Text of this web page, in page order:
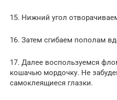
15. Нижний угол
16. Затем сгибаем пополам
17. Далее воспользуемся
кошачью мордочку. Не
самоклеящиеся глазки.